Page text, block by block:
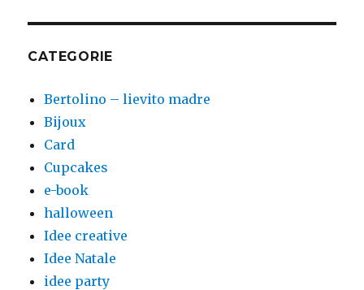
CATEGORIE
Bertolino – lievito madre
Bijoux
Card
Cupcakes
e-book
halloween
Idee creative
Idee Natale
idee party